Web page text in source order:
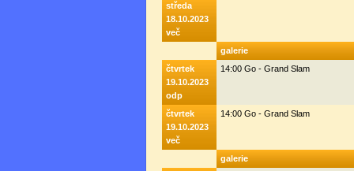
středa
18.10.2023
več
galerie
čtvrtek
19.10.2023
odp
14:00 Go - Grand Slam
čtvrtek
19.10.2023
več
14:00 Go - Grand Slam
galerie